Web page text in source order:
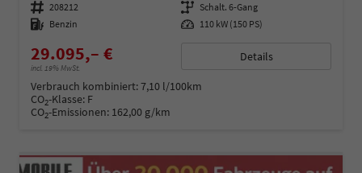
Fahrzeugnummer 208212 Getriebe Schalt. 6-Gang
Kraftstoff Benzin Leistung 110 kW (150 PS)
29.095,– €
incl. 19% MwSt.
Details
Verbrauch kombiniert:7,10 l/100km
CO2-Klasse: F
CO2-Emissionen: 162,00 g/km